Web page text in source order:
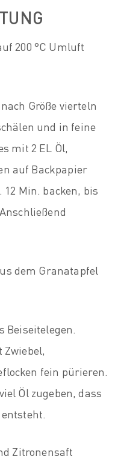
200 °C Umluft
Größe vierteln
und in feine
mit 2 EL Öl,
auf Backpapier
Min. backen, bis
dem Granatapfel
Beiseitelegen.
Zwiebel,
fein pürieren.
Öl zugeben, dass
Zitronensaft